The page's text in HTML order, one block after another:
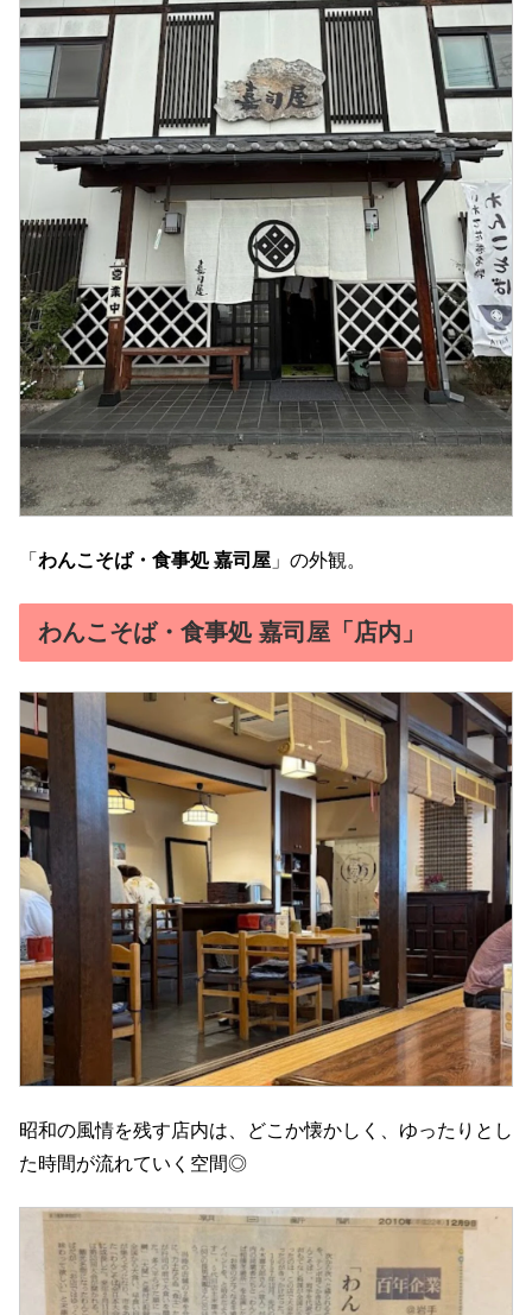
「 わんこそば・食事処 嘉司屋 」の外観。
わんこそば・食事処 嘉司屋「店内」
昭和の風情を残す店内は、どこか懐かしく、ゆったりとし
た時間が流れていく空間◎